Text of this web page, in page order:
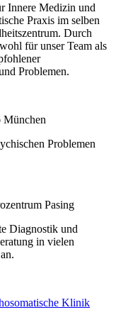
Innere Medizin und
Praxis im selben
Durch
für unser Team als
Problemen.
Problemen
Diagnostik und
in vielen